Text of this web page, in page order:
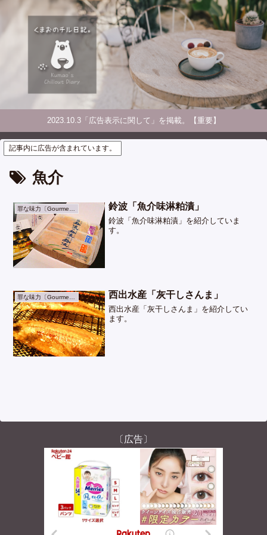
2023.10.3「広告表示に関して」を掲載。【重要】
記事内に広告が含まれています。
魚介
罪な味力〔Gourmet〕 鈴波「魚介味淋粕漬」
鈴波「魚介味淋粕漬」を紹介していま
す。
罪な味力〔Gourmet〕 西出水産「灰干しさんま」
西出水産「灰干しさんま」を紹介してい
ます。
〔広告〕